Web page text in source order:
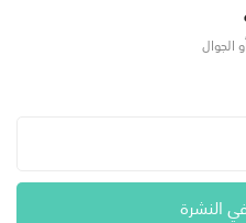
الجوال
النشرة